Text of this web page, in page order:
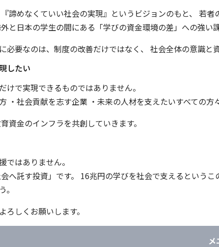
諦めなくていい社会の実現』というビジョンのもと、 若者
と日本の学生の間にある「学びの資金環境の差」への強い
必要なのは、制度の改善だけではなく、 社会全体の意識と
したい
けで実現できるものではありません。
・社会貢献を志す企業 ・未来の人材を支えたいすべての方
資金のインフラを共創していきます。
ではありません。
へ託す投資」です。 16兆円の学びを社会で支えるという
ろしくお願いします。
メ